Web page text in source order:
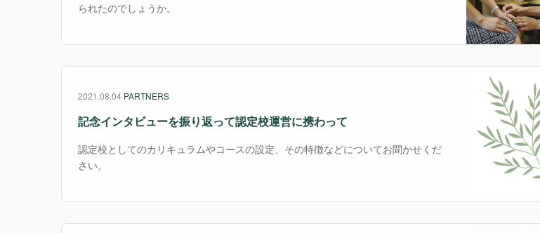
られたのでしょうか。
2021.08.04 PARTNERS
記念インタビューを振り返って認定校運営に携わって
認定校としてのカリキュラムやコースの設定、その特徴などについてお聞かせくだ
さい。